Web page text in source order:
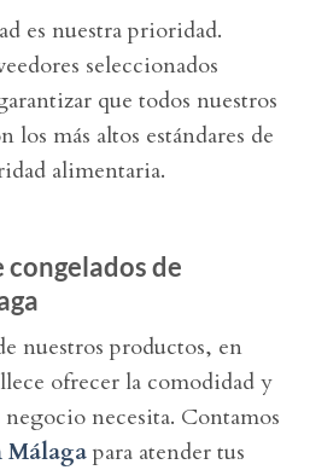
es nuestra prioridad.
seleccionados
que todos nuestros
los más altos estándares de
alimentaria.
de
nuestros productos, en
ofrecer la comodidad y
necesita. Contamos
Málaga para atender tus